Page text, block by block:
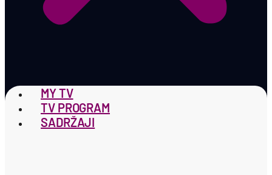
MY TV
TV PROGRAM
SADRŽAJI